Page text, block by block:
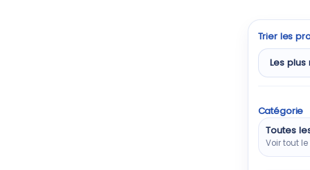
Trier les
Catégorie
Toutes
Voir tout